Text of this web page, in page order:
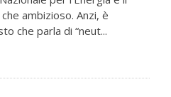
ambizioso. Anzi, è
che parla di “neut...